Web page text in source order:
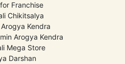
Franchise
Chikitsalya
Kendra
Arogya Kendra
Mega Store
Darshan